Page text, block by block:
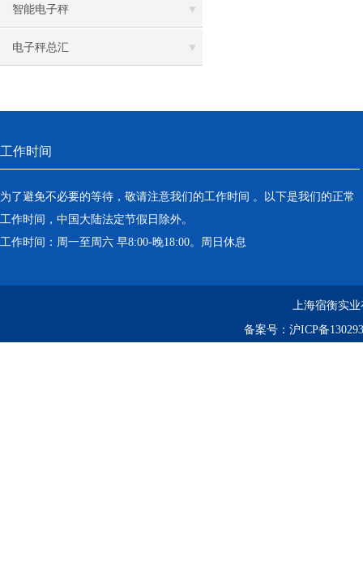
智能电子秤
电子秤总汇
工作时间
为了避免不必要的等待，敬请注意我们的工作时间 。以下是我们的正常
工作时间，中国大陆法定节假日除外。
工作时间：周一至周六 早8:00-晚18:00。周日休息
上海宿衡实
备案号： 沪ICP备